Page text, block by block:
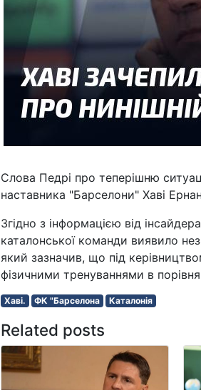
Слова Педрі про теперішню
наставника "Барселони" Хаві
Згідно з інформацією від
каталонської команди виявило
який зазначив, що під
фізичними тренуваннями в
Хаві. ФК "Барселона Каталонія
Related posts